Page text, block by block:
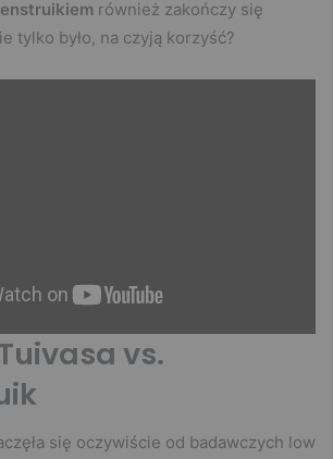
również zakończy się
tylko było, na czyją korzyść?
vs.
się oczywiście od badawczych low